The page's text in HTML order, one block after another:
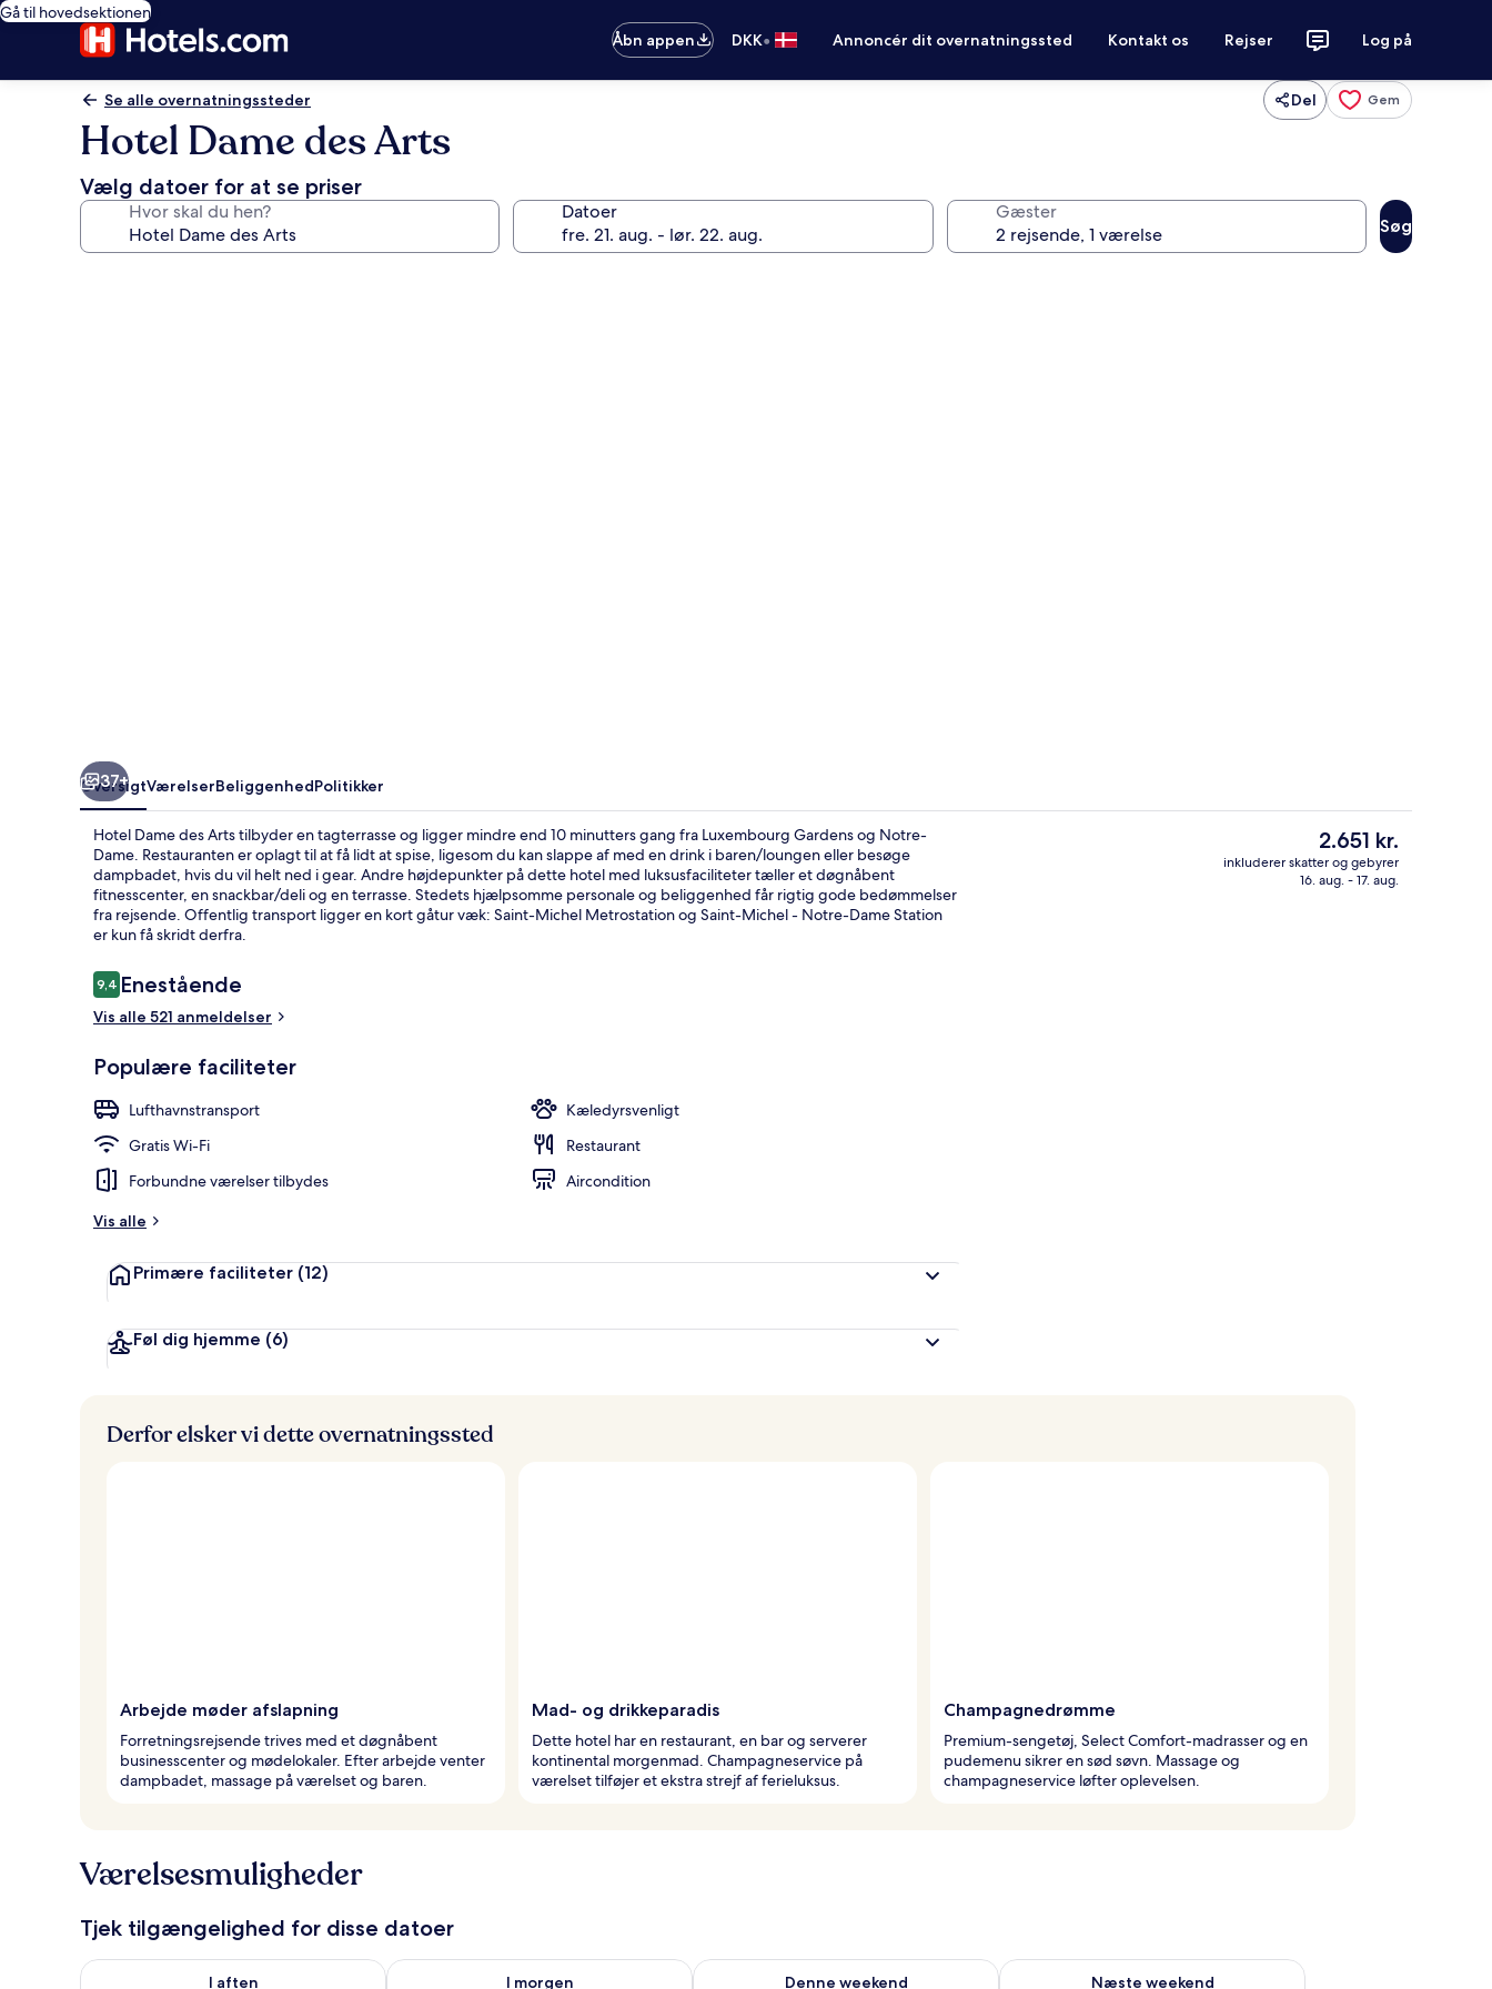
Gå til hovedsektionen
Åbn appen
DKK• Annoncér dit overnatningssted Kontakt os Rejser Log på
Se alle overnatningssteder Del Gem
Hotel Dame des Arts
Vælg datoer for at se priser
Hvor skal du hen? Datoer Gæster
Søg
Restaurant
37+
OversigtVærelserBeliggenhedPolitikker
Hotel Dame des Arts tilbyder en tagterrasse og ligger mindre end 10 minutters gang fra Luxembourg Gardens og Notre-
Dame. Restauranten er oplagt til at få lidt at spise, ligesom du kan slappe af med en drink i baren/loungen eller besøge
dampbadet, hvis du vil helt ned i gear. Andre højdepunkter på dette hotel med luksusfaciliteter tæller et døgnåbent
fitnesscenter, en snackbar/deli og en terrasse. Stedets hjælpsomme personale og beliggenhed får rigtig gode bedømmelser
fra rejsende. Offentlig transport ligger en kort gåtur væk: Saint-Michel Metrostation og Saint-Michel - Notre-Dame Station
er kun få skridt derfra.
Anmeldelser
9,49,4 ud af 10.
Enestående
Vis alle 521 anmeldelser
Populære faciliteter
Lufthavnstransport
Kæledyrsvenligt
Gratis Wi-Fi
Restaurant
Forbundne værelser tilbydes
Aircondition
Vis alle
Primære faciliteter (12)
Føl dig hjemme (6)
Den
nuværende
pris
2.651 kr.
inkluderer skatter og gebyrer
16. aug. - 17. aug.
Derfor elsker vi dette overnatningssted
Arbejde møder afslapning
Forretningsrejsende trives med et døgnåbent
businesscenter og mødelokaler. Efter arbejde venter
dampbadet, massage på værelset og baren.
Mad- og drikkeparadis
Dette hotel har en restaurant, en bar og serverer
kontinental morgenmad. Champagneservice på
værelset tilføjer et ekstra strejf af ferieluksus.
Champagnedrømme
Premium-sengetøj, Select Comfort-madrasser og en
pudemenu sikrer en sød søvn. Massage og
champagneservice løfter oplevelsen.
Værelsesmuligheder
Tjek tilgængelighed for disse datoer
I aften
Tjek tilgængelighed for i aften aug. 7 - aug. 8
I morgen
Tjek tilgængelighed for i morgen aug. 8 - aug. 9
Denne weekend
Tjek tilgængelighed for denne weekend aug. 7 - aug. 9
Næste weekend
Tjek tilgængelighed for næste weekend aug. 14 - aug. 16